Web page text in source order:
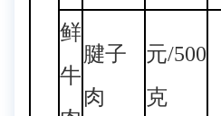
鲜
牛
腱子
肉
元/500
克